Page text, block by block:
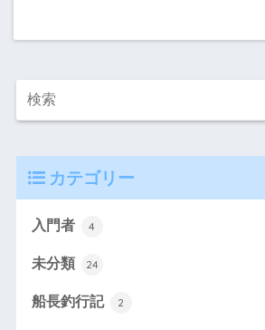
カテゴリー
入門者 4
未分類 24
船長釣行記 2